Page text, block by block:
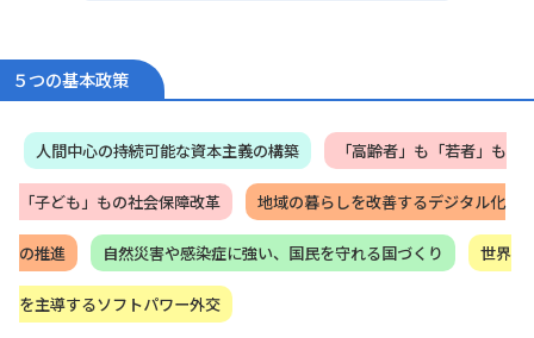
復帰（2期目）、現在当選4期。
大臣を務める。
政治家としては初めて経済連携協定（EPA）の首席
交渉官を努め、日本とモンゴルのEPAを妥結、
2016年5月、モンゴルより北斗七星勲章を授与さ
れた他、平和外交の柱であるODAの改善や核軍
縮・核不拡散に心血を注ぐ。また、2016年7月バ
ングラデシュ・ダッカで発生したテロ事件では現
地対策本部長を務める。
17年～20年、岸田文雄政務調査会長の下、政務調
５つの基本政策
人間中心の持続可能な資本主義の構築 「高齢者」も「若者」も
「子ども」もの社会保障改革 地域の暮らしを改善するデジタル化
の推進 自然災害や感染症に強い、国民を守れる国づくり 世界
を主導するソフトパワー外交